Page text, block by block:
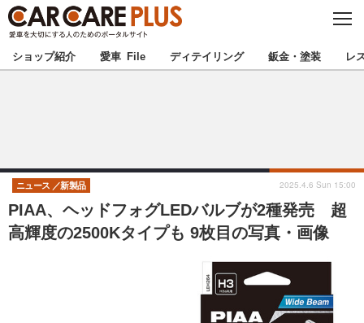
C
S
E
★カーケアプラス認定★ 厳選プロショップを地域から探す
甲信越 北陸
東海 関西
ショップ紹介 愛車 File ディテイリング 鈑金・塗装 レ
PIAA、ヘッドフォグLEDバルブが2種発売 超
高輝度の2500Kタイプも 9枚目の写真・画像
ニュース 新製品 2025.4.6 Sun 15:00